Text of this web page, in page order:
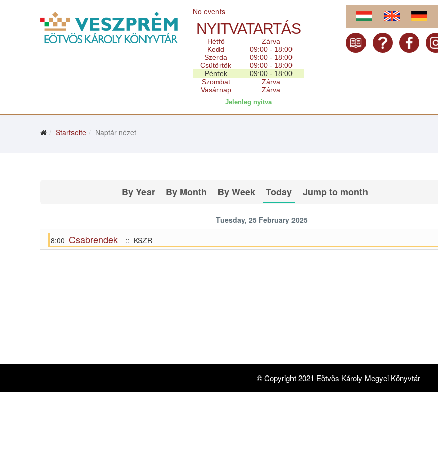
No events
NYITVATARTÁS
Hétfő
Zárva
Kedd
09:00 - 18:00
Szerda
09:00 - 18:00
Csütörtök
09:00 - 18:00
Péntek
09:00 - 18:00
Szombat
Zárva
Vasárnap
Zárva
Jelenleg nyitva
Startseite Naptár nézet
By Year By Month By Week Today Jump to month
Tuesday, 25 February 2025
8:00 Csabrendek :: KSZR
© Copyright 2021 Eötvös Károly Megyei Könyvtár